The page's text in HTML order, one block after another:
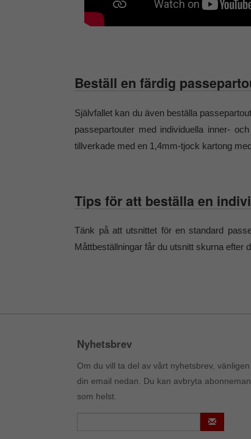
Beställ en färdig
Självfallet kan du även beställa
passepartouter med individuella inner-
tillverkade med en 1,4mm-tjock kartong
Tips för att beställa en
Tänk på att utsnittet för en standard
Måttbeställningar får du utsnitt skurna efter
Nyhetsbrev
Om du vill ta del av vårt nyhetsbrev,
din email nedan. Du kan avbryta
som helst.